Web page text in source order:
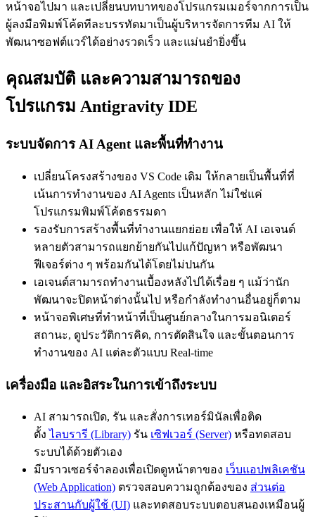
หน้าจอไปมา และเปลี่ยนบทบาทของโปรแกรมเมอร์จากการเป็น
ผู้ลงมือพิมพ์โค้ดทีละบรรทัดมาเป็นผู้บริหารจัดการทีม AI ให้
พัฒนาซอฟต์แวร์ได้อย่างรวดเร็ว และแม่นยำยิ่งขึ้น
คุณสมบัติ และความสามารถของ
โปรแกรม Antigravity IDE
ระบบจัดการ AI Agent และพื้นที่ทำงาน
เปลี่ยนโครงสร้างของ VS Code เดิม ให้กลายเป็นพื้นที่ที่
เน้นการทำงานของ AI Agents เป็นหลัก ไม่ใช่แค่
โปรแกรมพิมพ์โค้ดธรรมดา
รองรับการสร้างพื้นที่ทำงานแยกย่อย เพื่อให้ AI เอเจนต์
หลายตัวสามารถแยกย้ายกันไปแก้ปัญหา หรือพัฒนา
ฟีเจอร์ต่าง ๆ พร้อมกันได้โดยไม่ปนกัน
เอเจนต์สามารถทำงานเบื้องหลังไปได้เรื่อย ๆ แม้ว่านัก
พัฒนาจะปิดหน้าต่างนั้นไป หรือกำลังทำงานอื่นอยู่ก็ตาม
หน้าจอพิเศษที่ทำหน้าที่เป็นศูนย์กลางในการมอนิเตอร์
สถานะ, ดูประวัติการคิด, การตัดสินใจ และขั้นตอนการ
ทำงานของ AI แต่ละตัวแบบ Real-time
เครื่องมือ และอิสระในการเข้าถึงระบบ
AI สามารถเปิด, รัน และสั่งการเทอร์มินัลเพื่อติด
ตั้งไลบรารี (Library) รัน เซิฟเวอร์ (Server) หรือทดสอบ
ระบบได้ด้วยตัวเอง
มีบราวเซอร์จำลองเพื่อเปิดดูหน้าตาของ เว็บแอปพลิเคชัน
(Web Application) ตรวจสอบความถูกต้องของ ส่วนต่อ
ประสานกับผู้ใช้ (UI) และทดสอบระบบตอบสนองเหมือนผู้